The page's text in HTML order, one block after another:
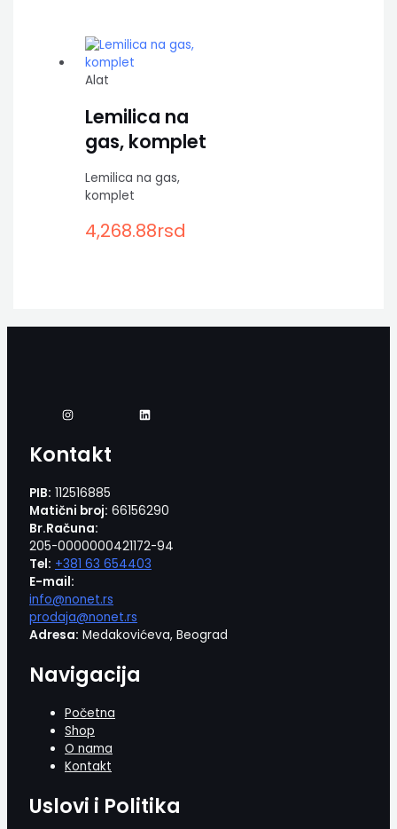
Alat
Lemilica na
gas, komplet
Lemilica na gas,
komplet
4,268.88rsd
Kontakt
PIB: 112516885
Matični broj: 66156290
Br.Računa:
205-0000000421172-94
Tel: +381 63 654403
E-mail:
info@nonet.rs
prodaja@nonet.rs
Adresa: Medakovićeva, Beograd
Navigacija
Početna
Shop
O nama
Kontakt
Uslovi i Politika